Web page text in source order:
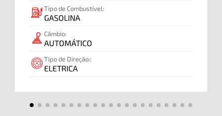
Tipo de Combustível:
GASOLINA
Câmbio:
AUTOMÁTICO
Tipo de Direção::
ELETRICA